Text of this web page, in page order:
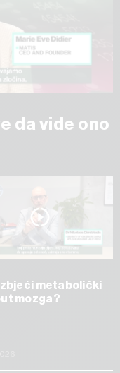
da vide ono
metabolički
mozga?